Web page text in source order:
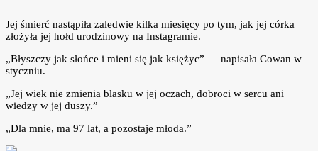
Jej śmierć nastąpiła zaledwie kilka miesięcy po tym, jak jej córka
złożyła jej hołd urodzinowy na Instagramie.
„Błyszczy jak słońce i mieni się jak księżyc” — napisała Cowan w
styczniu.
„Jej wiek nie zmienia blasku w jej oczach, dobroci w sercu ani
wiedzy w jej duszy.”
„Dla mnie, ma 97 lat, a pozostaje młoda.”